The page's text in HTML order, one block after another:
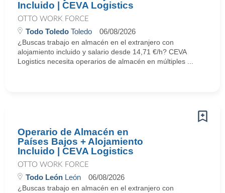
Incluido | CEVA Logistics
OTTO WORK FORCE
Todo Toledo Toledo 06/08/2026
¿Buscas trabajo en almacén en el extranjero con
alojamiento incluido y salario desde 14,71 €/h? CEVA
Logistics necesita operarios de almacén en múltiples ...
Operario de Almacén en
Países Bajos + Alojamiento
Incluido | CEVA Logistics
OTTO WORK FORCE
Todo León León 06/08/2026
¿Buscas trabajo en almacén en el extranjero con